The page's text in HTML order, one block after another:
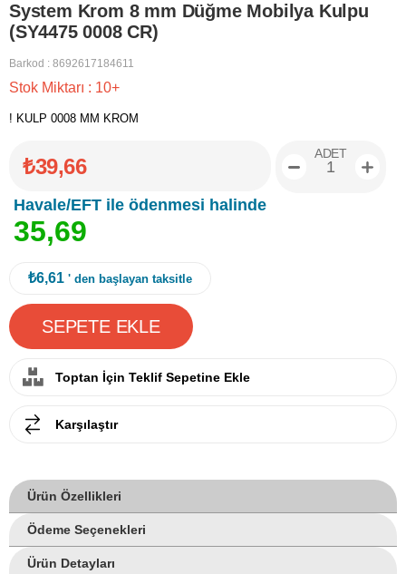
System Krom 8 mm Düğme Mobilya Kulpu
(SY4475 0008 CR)
Barkod : 8692617184611
Stok Miktarı : 10+
! KULP 0008 MM KROM
₺39,66
Havale/EFT ile ödenmesi halinde
35,69
ADET
₺6,61 ' den başlayan taksitle
Toptan İçin Teklif Sepetine Ekle
Karşılaştır
Ürün Özellikleri
Ödeme Seçenekleri
Ürün Detayları